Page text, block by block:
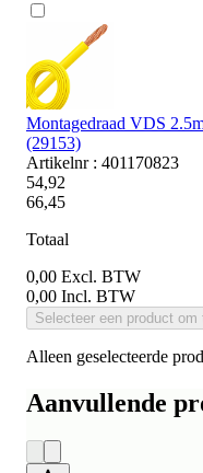
Montagedraad VDS
(29153)
Artikelnr : 401170823
54,92
66,45
Totaal
0,00 Excl. BTW
0,00 Incl. BTW
Selecteer een product om
Alleen geselecteerde
Aanvullende